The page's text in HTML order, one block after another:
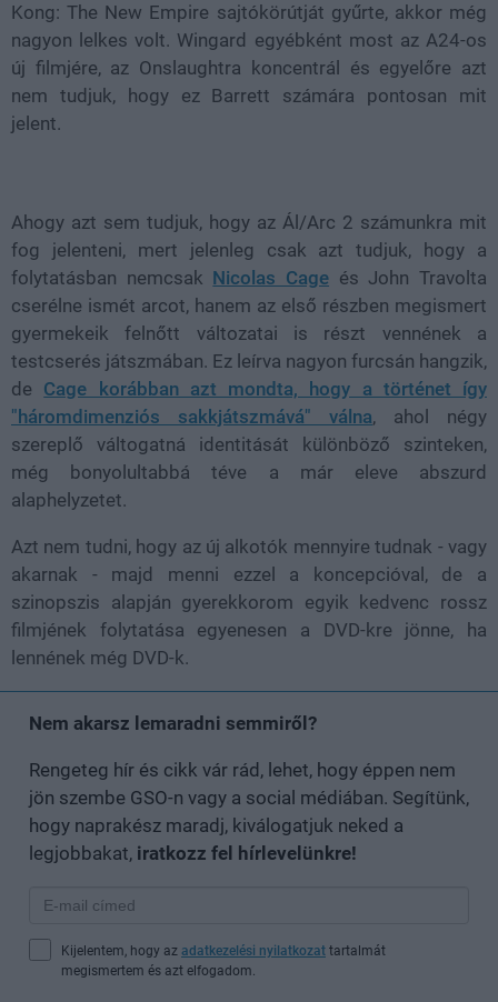
Kong: The New Empire sajtókörútját gyűrte, akkor még
nagyon lelkes volt. Wingard egyébként most az A24-os
új filmjére, az Onslaughtra koncentrál és egyelőre azt
nem tudjuk, hogy ez Barrett számára pontosan mit
jelent.
Ahogy azt sem tudjuk, hogy az Ál/Arc 2 számunkra mit
fog jelenteni, mert jelenleg csak azt tudjuk, hogy a
folytatásban nemcsak Nicolas Cage és John Travolta
cserélne ismét arcot, hanem az első részben megismert
gyermekeik felnőtt változatai is részt vennének a
testcserés játszmában. Ez leírva nagyon furcsán hangzik,
de Cage korábban azt mondta, hogy a történet így
"háromdimenziós sakkjátszmává" válna, ahol négy
szereplő váltogatná identitását különböző szinteken,
még bonyolultabbá téve a már eleve abszurd
alaphelyzetet.
Azt nem tudni, hogy az új alkotók mennyire tudnak - vagy
akarnak - majd menni ezzel a koncepcióval, de a
szinopszis alapján gyerekkorom egyik kedvenc rossz
filmjének folytatása egyenesen a DVD-kre jönne, ha
lennének még DVD-k.
Nem akarsz lemaradni semmiről?
Rengeteg hír és cikk vár rád, lehet, hogy éppen nem
jön szembe GSO-n vagy a social médiában. Segítünk,
hogy naprakész maradj, kiválogatjuk neked a
legjobbakat, iratkozz fel hírlevelünkre!
Kijelentem, hogy az adatkezelési nyilatkozat tartalmát
megismertem és azt elfogadom.